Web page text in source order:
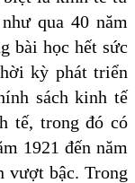
qua 40 năm
bài học hết sức
kỳ phát triển
sách kinh tế
tế, trong đó có
1921 đến năm
vượt bậc. Trong